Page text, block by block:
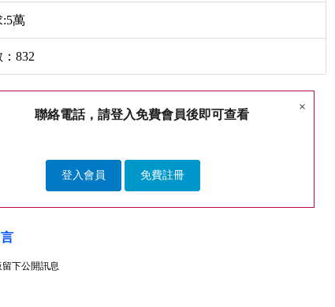
萬
832
×
聯絡電話，請登入免費會員後即可查看
登入會員 免費註冊
下公開訊息